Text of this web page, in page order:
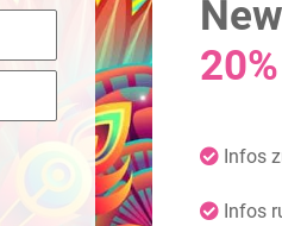
20%
Infos
Infos